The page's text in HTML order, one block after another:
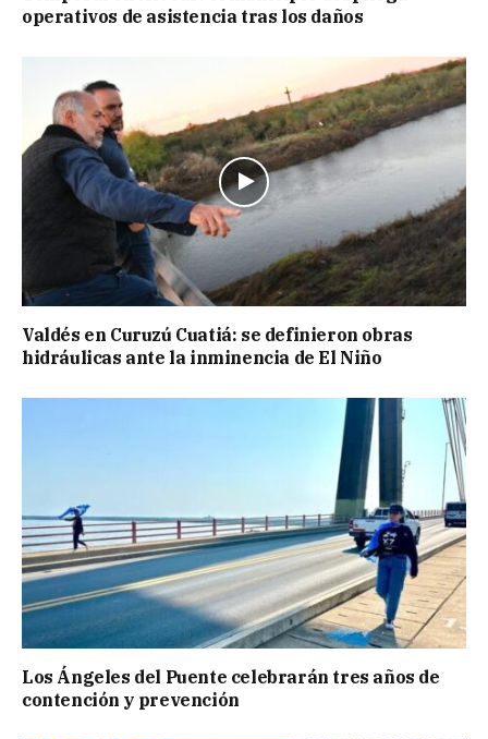
operativos de asistencia tras los daños
Valdés en Curuzú Cuatiá: se definieron obras
hidráulicas ante la inminencia de El Niño
Los Ángeles del Puente celebrarán tres años de
contención y prevención